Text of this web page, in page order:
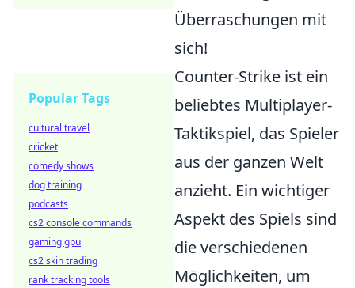
Überraschungen mit
sich!
Counter-Strike ist ein
beliebtes Multiplayer-
Taktikspiel, das Spieler
aus der ganzen Welt
anzieht. Ein wichtiger
Aspekt des Spiels sind
die verschiedenen
Möglichkeiten, um
Popular Tags
cultural travel
cricket
comedy shows
dog training
podcasts
cs2 console commands
gaming gpu
cs2 skin trading
rank tracking tools